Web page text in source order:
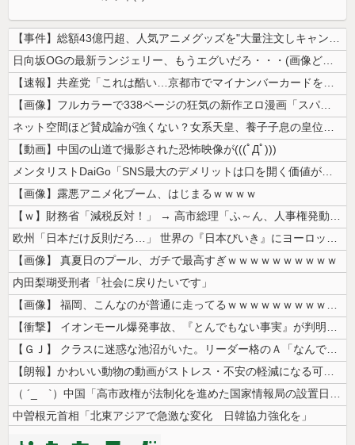
【事件】総額43億円超、人気アニメグッズを"大量注文しキャンセル"女逮...
日向坂OGの最新ランジェリー、もうエグいだろ・・・(画像どーん)
【速報】共産党「これは酷い…京都市でマイナンバーカードを持たない29万...
【画像】フルカラーで338ページの狂気の新作ヱロ漫画「スパ・カイラクー...
ネット空間ほど賛成論が強くない？女系天皇、養子子息の皇位継承など…皇室...
【動画】中国の山道で撮影された恐怖映像が(((ﾟДﾟ)))
メンタリストDaiGo「SNS最大のデメリットは口を開く価値がない奴が...
【画像】露悪アニメ化ブーム、はじまるｗｗｗｗ
【ｗ】財務省「減税反対！」 → 高市総理「ふ～ん、人事権発動ね？」 →...
欧州「日本だけ反則だろ…」 世界の『日本びいき』にヨーロッパ全土から不...
【画像】 真夏日のプール、ガチで最高すぎｗｗｗｗｗｗｗｗｗｗ
内田梨瑚受刑者「社会に戻りたいです」
【画像】 福岡、こんなのが普通に走ってるｗｗｗｗｗｗｗｗｗｗｗｗｗｗｗ...
【衝撃】 イオンモール爆発事故、『とんでもない事実』が判明してしまう・...
【ＧＪ】 クラスに迷惑な池沼がいた。リーダー格のＡ「なんで支援学級に入...
【朗報】かわいい動物の動画がストレス・不安の軽減になる可能性。英大学の...
（ ´_ゝ`）中国「高市政権が法制化を進めた国家情報局の設置日が7月3...
中曽根元首相「北東アジアで急激な変化 日韓協力強化を」